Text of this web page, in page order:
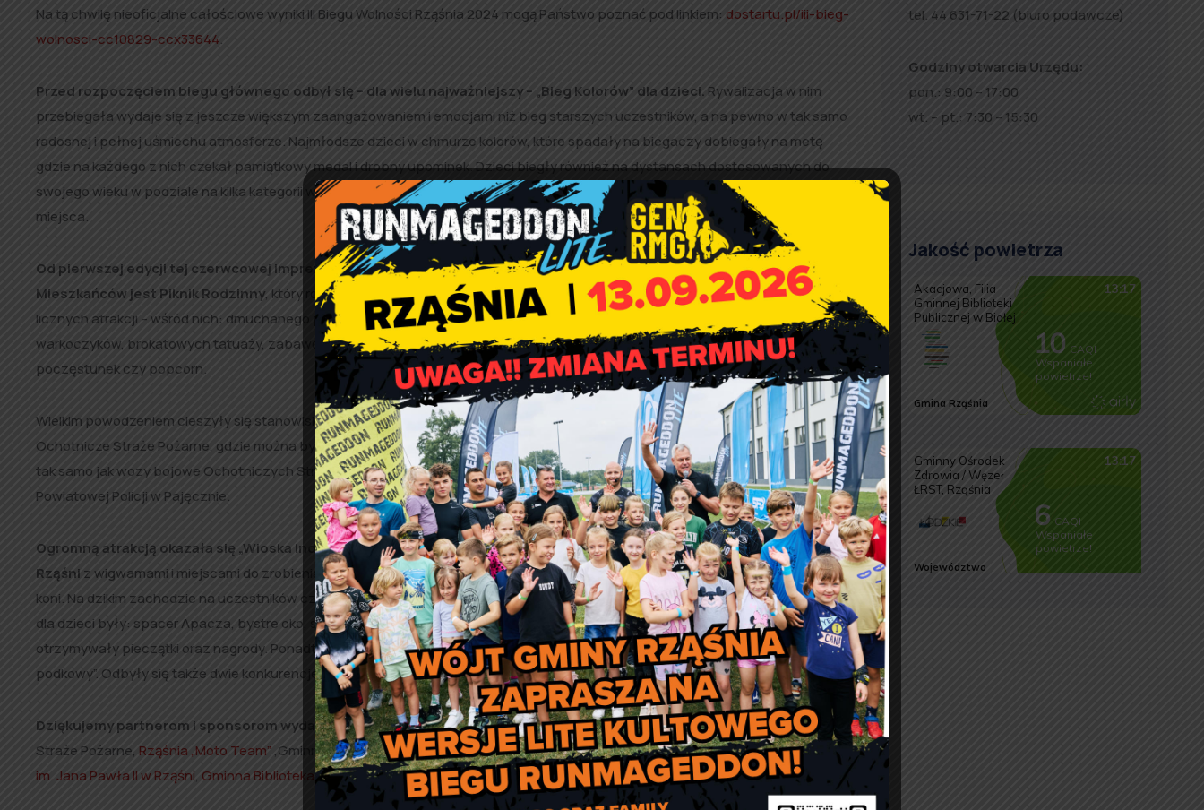
Na tą chwilę nieoficjalne całościowe wyniki III Biegu Wolności Rząśnia 2024 mogą Państwo poznać pod linkiem: dostartu.pl/iii-bieg-
wolnosci-cc10829-ccx33644.
Przed rozpoczęciem biegu głównego odbył się – dla wielu najważniejszy – „Bieg Kolorów” dla dzieci. Rywalizacja w nim
przebiegała wydaje się z jeszcze większym zaangażowaniem i emocjami niż bieg starszych uczestników, a na pewno w tak samo
radosnej i pełnej uśmiechu atmosferze. Najmłodsze dzieci w chmurze kolorów, które spadały na biegaczy dobiegały na metę
gdzie na każdego z nich czekał pamiątkowy medal i drobny upominek. Dzieci biegły również na dystansach dostosowanych do
swojego wieku w podziale na kilka kategorii wiekowych. Otrzymali, jak wszyscy, pamiątkowe medale oraz nagrody za najlepsze
miejsca.
Od pierwszej edycji tej czerwcowej imprezy, jej nieodłącznym i cieszącym się niesamowitą popularnością wśród naszych
Mieszkańców jest Piknik Rodzinny, który również w tym roku zgromadził pokaźną grupę uczestników, którzy mogli skorzystać z
licznych atrakcji – wśród nich: dmuchanego placu zabaw, animacji dla dzieci, malowania twarzy, plecienia kolorowych
warkoczyków, brokatowych tatuaży, zabawę w pianie i wielu innych. Najmłodsi i Ich opiekunowie mogli również liczyć na słodki
poczęstunek czy popcorn.
Wielkim powodzeniem cieszyły się stanowiska przygotowane przez zaprzyjaźnione stowarzyszenie „Rząśnia Moto Team” czy
Ochotnicze Straże Pożarne, gdzie można było przejechać się na naprawdę wyjątkowych pojazdach – były one wprost oblegane,
tak samo jak wozy bojowe Ochotniczych Straży Pożarnych z terenu naszej gminy, czy pokaz służb mundurowych w tym Komendy
Powiatowej Policji w Pajęcznie.
Ogromną atrakcją okazała się „Wioska Indiańska” przygotowana przez Zespół Szkolno – Przedszkolny im. Jana Pawła II w
Rząśni z wigwamami i miejscami do zrobienia pamiątkowych fotografii: ścianką, fotobudką, przestrzennymi kaktusami, zagrodą dla
koni. Na dzikim zachodzie na uczestników czekały różne atrakcje i niespodzianki. Wśród przygotowanych konkurencji sportowych
dla dzieci były: spacer Apacza, bystre oko, szybka strzała, rozbij bank, wyścigi koni. Dzieci po wykonanych zadaniach
otrzymywały pieczątki oraz nagrody. Ponadto rodzice i dzieci mogli poszukiwać razem złota oraz zagrać w grę „Sstrzemiona i
podkowy”. Odbyły się także dwie konkurencje dla dorosłych „Silni i mocni” oraz „Spacer kowboja”.
Dziękujemy partnerom i sponsorom wydarzenia: Stowarzyszenie Klub Biegacza „Warta”,LKS „Czarni” Rząśnia ., Ochotnicze
Straże Pożarne, Rząśnia „Moto Team” ,Gminna Komisja Rozwiązywania Problemów Alkoholowych,Zespół Szkolno – Przedszkolny
im. Jana Pawła II w Rząśni, Gminna Biblioteka Publiczna w Rząśni,Eko-Region Sp. z o. o., ESBANK Bank Spółdzielczy w Radomsku
tel. 44 631-71-22 (biuro podawcze)
Godziny otwarcia Urzędu:
pon.: 9:00 – 17:00
wt. – pt.: 7:30 – 15:30
Jakość powietrza